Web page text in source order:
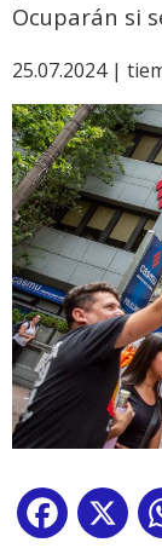
Ocuparán si
25.07.2024 |
Facebook
X